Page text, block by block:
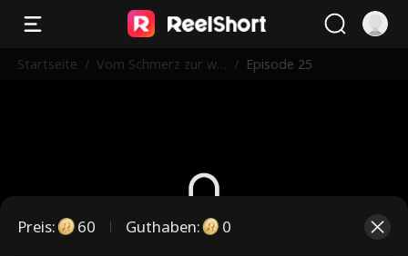
Startseite / Vom Schmerz zur wa
/ Episode 25
Preis: 60 Guthaben: 0